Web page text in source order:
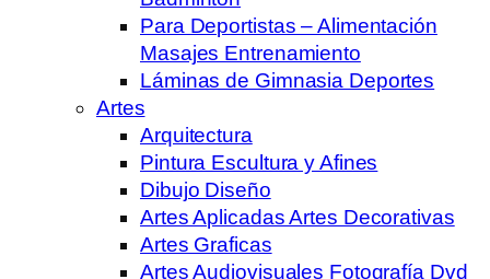
Para Deportistas – Alimentación
Masajes Entrenamiento
Láminas de Gimnasia Deportes
Artes
Arquitectura
Pintura Escultura y Afines
Dibujo Diseño
Artes Aplicadas Artes Decorativas
Artes Graficas
Artes Audiovisuales Fotografía Dvd